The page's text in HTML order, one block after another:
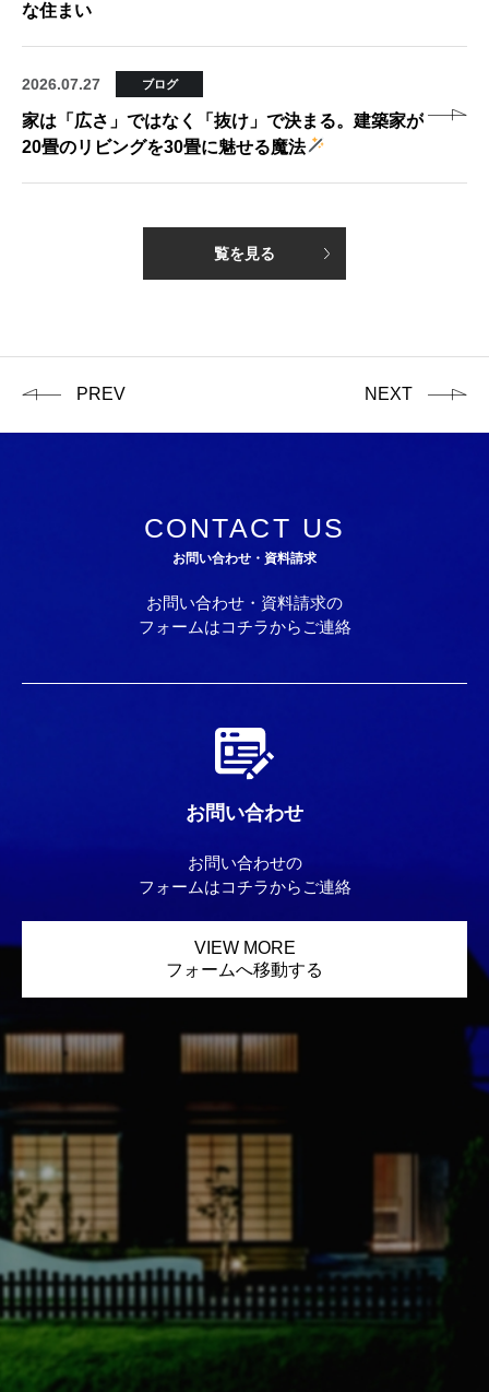
な住まい
2026.07.27 ブログ
家は「広さ」ではなく「抜け」で決まる。建築家が
20畳のリビングを30畳に魅せる魔法
覧を見る
PREV NEXT
CONTACT US
お問い合わせ・資料請求
お問い合わせ・資料請求の
フォームはコチラからご連絡
お問い合わせ
お問い合わせの
フォームはコチラからご連絡
VIEW MORE
フォームへ移動する